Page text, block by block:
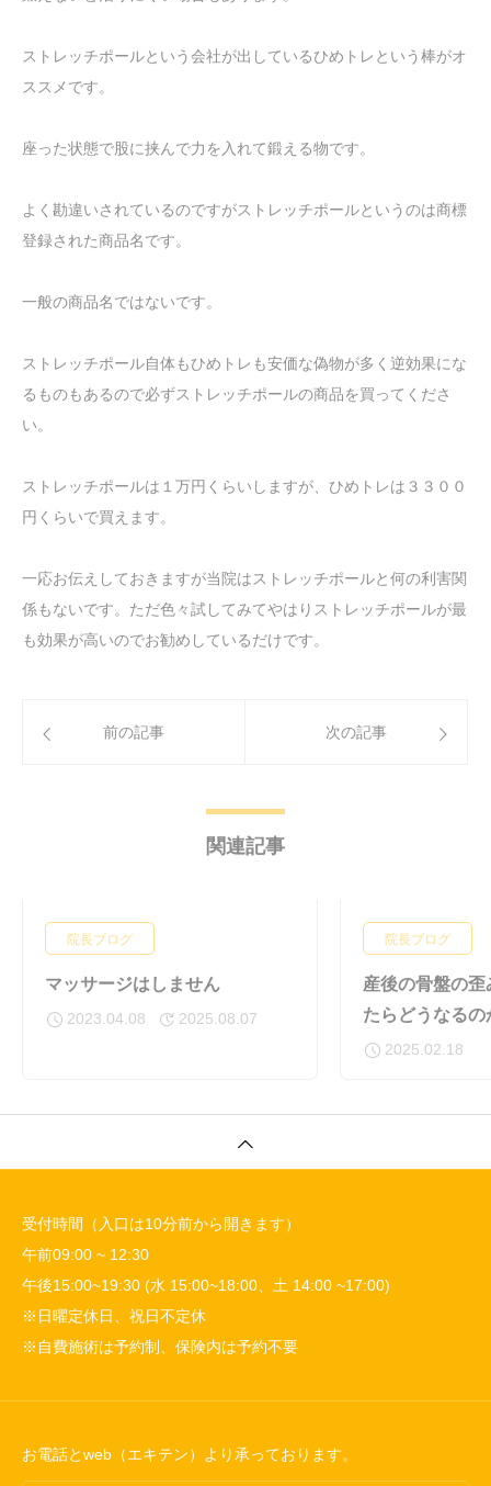
ストレッチポールという会社が出しているひめトレという棒がオ
ススメです。
座った状態で股に挟んで力を入れて鍛える物です。
よく勘違いされているのですがストレッチポールというのは商標
登録された商品名です。
一般の商品名ではないです。
ストレッチポール自体もひめトレも安価な偽物が多く逆効果にな
るものもあるので必ずストレッチポールの商品を買ってくださ
い。
ストレッチポールは１万円くらいしますが、ひめトレは３３００
円くらいで買えます。
一応お伝えしておきますが当院はストレッチポールと何の利害関
係もないです。ただ色々試してみてやはりストレッチポールが最
も効果が高いのでお勧めしているだけです。
前の記事 次の記事
関連記事
院長ブログ
マッサージはしません
2023.04.08 2025.08.07
院長ブログ
産後の骨盤の
たらどうなるの
2025.02.18
受付時間（入口は10分前から開きます）
午前09:00 ~ 12:30
午後15:00~19:30 (水 15:00~18:00、土 14:00 ~17:00)
※日曜定休日、祝日不定休
※自費施術は予約制、保険内は予約不要
お電話とweb（エキテン）より承っております。